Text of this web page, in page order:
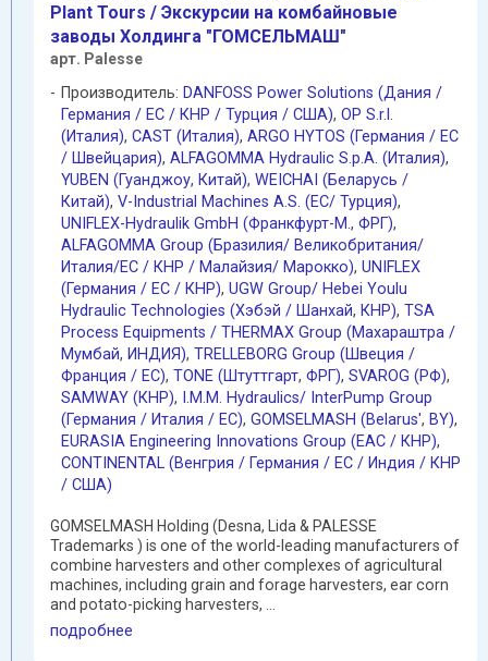
Plant Tours / Экскурсии на комбайновые
заводы Холдинга "ГОМСЕЛЬМАШ"
арт. Palesse
Производитель: DANFOSS Power Solutions (Дания /
Германия / EC / КНР / Турция / США), OP S.r.l.
(Италия), CAST (Италия), ARGO HYTOS (Германия / EC
/ Швейцария), ALFAGOMMA Hydraulic S.p.A. (Италия),
YUBEN (Гуанджоу, Китай), WEICHAI (Беларусь /
Китай), V-Industrial Machines A.S. (EC/ Турция),
UNIFLEX-Hydraulik GmbH (Франкфурт-М., ФРГ),
ALFAGOMMA Group (Бразилия/ Великобритания/
Италия/ЕС / КНР / Малайзия/ Марокко), UNIFLEX
(Германия / EC / КНР), UGW Group/ Hebei Youlu
Hydraulic Technologies (Хэбэй / Шанхай, КНР), TSA
Process Equipments / THERMAX Group (Махараштра /
Мумбай, ИНДИЯ), TRELLEBORG Group (Швеция /
Франция / ЕС), TONE (Штуттгарт, ФРГ), SVAROG (РФ),
SAMWAY (КНР), I.M.M. Hydraulics/ InterPump Group
(Германия / Италия / ЕС), GOMSELMASH (Belarus', BY),
EURASIA Engineering Innovations Group (EAC / КНР),
CONTINENTAL (Венгрия / Германия / ЕС / Индия / КНР
/ США)
GOMSELMASH Holding (Desna, Lida & PALESSE
Trademarks ) is one of the world-leading manufacturers of
combine harvesters and other complexes of agricultural
machines, including grain and forage harvesters, ear corn
and potato-picking harvesters, ...
подробнее